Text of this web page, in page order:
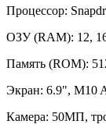
Процессор:
ОЗУ (RAM): 12,
Память (ROM):
Экран: 6.9", M10
Камера: 50МП,